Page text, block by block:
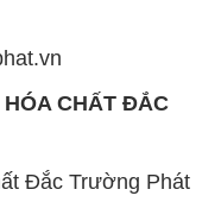
CHẤT ĐẮC
Đắc Trường Phát